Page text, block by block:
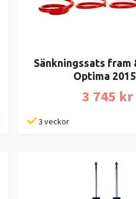
Sänkningssats fram
Optima
3 745 kr
3 veckor